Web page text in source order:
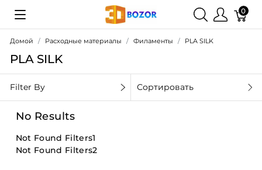
0
Домой Расходные материалы Филаменты PLA SILK
PLA SILK
Filter By Сортировать
No Results
Not Found Filters1
Not Found Filters2